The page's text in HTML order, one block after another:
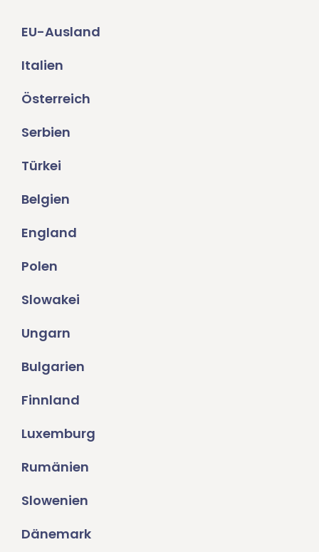
EU-Ausland
Italien
Österreich
Serbien
Türkei
Belgien
England
Polen
Slowakei
Ungarn
Bulgarien
Finnland
Luxemburg
Rumänien
Slowenien
Dänemark